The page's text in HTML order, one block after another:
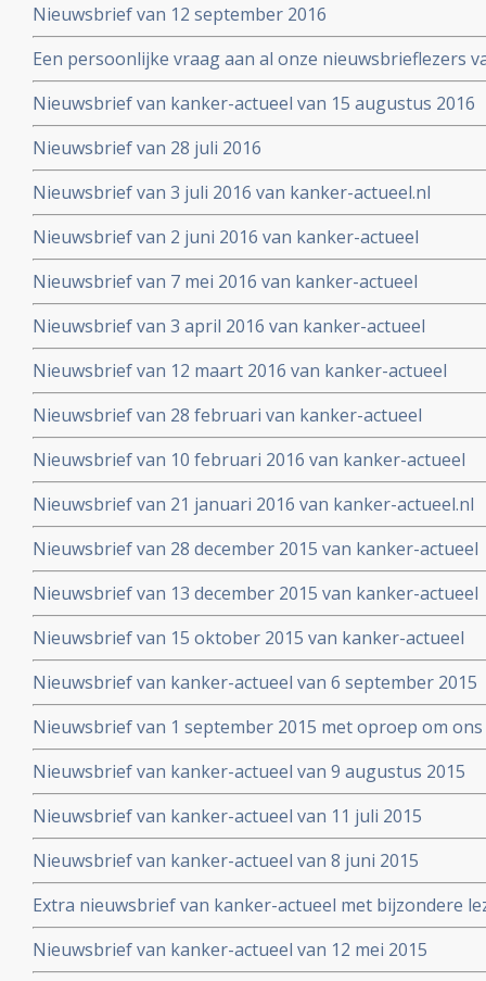
Nieuwsbrief van 12 september 2016
Een persoonlijke vraag aan al onze nieuwsbrieflezers
Nieuwsbrief van kanker-actueel van 15 augustus 2016
Nieuwsbrief van 28 juli 2016
Nieuwsbrief van 3 juli 2016 van kanker-actueel.nl
Nieuwsbrief van 2 juni 2016 van kanker-actueel
Nieuwsbrief van 7 mei 2016 van kanker-actueel
Nieuwsbrief van 3 april 2016 van kanker-actueel
Nieuwsbrief van 12 maart 2016 van kanker-actueel
Nieuwsbrief van 28 februari van kanker-actueel
Nieuwsbrief van 10 februari 2016 van kanker-actueel
Nieuwsbrief van 21 januari 2016 van kanker-actueel.nl
Nieuwsbrief van 28 december 2015 van kanker-actueel
Nieuwsbrief van 13 december 2015 van kanker-actueel
Nieuwsbrief van 15 oktober 2015 van kanker-actueel
Nieuwsbrief van kanker-actueel van 6 september 2015
Nieuwsbrief van 1 september 2015 met oproep om
Nieuwsbrief van kanker-actueel van 9 augustus 2015
Nieuwsbrief van kanker-actueel van 11 juli 2015
Nieuwsbrief van kanker-actueel van 8 juni 2015
Extra nieuwsbrief van kanker-actueel met bijzondere
Truth about cancer: Step outside the box op 25 mei
symposium
Nieuwsbrief van kanker-actueel van 12 mei 2015